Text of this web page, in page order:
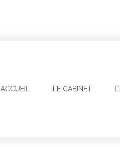
ACCUEIL LE CABINET